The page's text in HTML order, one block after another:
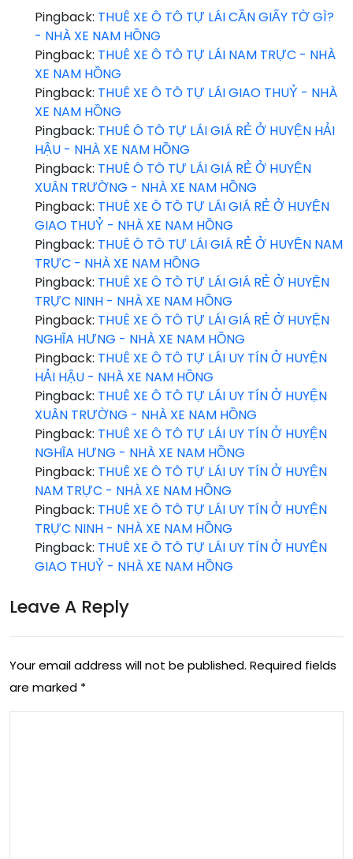
ĐỊN
H
UY
TR
Pingback: THUÊ XE Ô TÔ TỰ LÁI CẦN GIẤY TỜ GÌ?
- NHÀ XE NAM HỒNG
Pingback: THUÊ XE Ô TÔ TỰ LÁI NAM TRỰC - NHÀ
XE NAM HỒNG
Pingback: THUÊ XE Ô TÔ TỰ LÁI GIAO THUỶ - NHÀ
XE NAM HỒNG
Pingback: THUÊ Ô TÔ TỰ LÁI GIÁ RẺ Ở HUYỆN HẢI
HẬU - NHÀ XE NAM HỒNG
Pingback: THUÊ Ô TÔ TỰ LÁI GIÁ RẺ Ở HUYỆN
XUÂN TRƯỜNG - NHÀ XE NAM HỒNG
Pingback: THUÊ XE Ô TÔ TỰ LÁI GIÁ RẺ Ở HUYỆN
GIAO THUỶ - NHÀ XE NAM HỒNG
Pingback: THUÊ Ô TÔ TỰ LÁI GIÁ RẺ Ở HUYỆN NAM
TRỰC - NHÀ XE NAM HỒNG
Pingback: THUÊ XE Ô TÔ TỰ LÁI GIÁ RẺ Ở HUYỆN
TRỰC NINH - NHÀ XE NAM HỒNG
Pingback: THUÊ XE Ô TÔ TỰ LÁI GIÁ RẺ Ở HUYỆN
NGHĨA HƯNG - NHÀ XE NAM HỒNG
Pingback: THUÊ XE Ô TÔ TỰ LÁI UY TÍN Ở HUYỆN
HẢI HẬU - NHÀ XE NAM HỒNG
Pingback: THUÊ XE Ô TÔ TỰ LÁI UY TÍN Ở HUYỆN
XUÂN TRƯỜNG - NHÀ XE NAM HỒNG
Pingback: THUÊ XE Ô TÔ TỰ LÁI UY TÍN Ở HUYỆN
NGHĨA HƯNG - NHÀ XE NAM HỒNG
Pingback: THUÊ XE Ô TÔ TỰ LÁI UY TÍN Ở HUYỆN
NAM TRỰC - NHÀ XE NAM HỒNG
Pingback: THUÊ XE Ô TÔ TỰ LÁI UY TÍN Ở HUYỆN
TRỰC NINH - NHÀ XE NAM HỒNG
Pingback: THUÊ XE Ô TÔ TỰ LÁI UY TÍN Ở HUYỆN
GIAO THUỶ - NHÀ XE NAM HỒNG
Leave A Reply
Your email address will not be published. Required fields
are marked *